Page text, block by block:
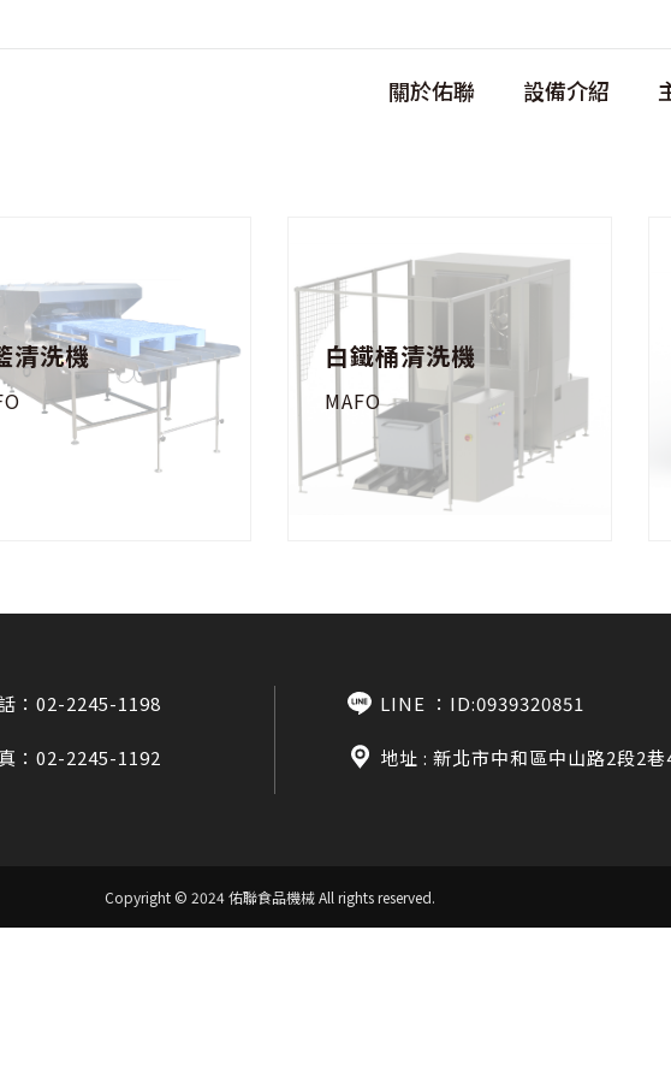
關於佑聯 設備介紹
清洗機 白鐵桶清洗機
MAFO
： 02-2245-1198
：02-2245-1192
LINE ： ID:0939320851
地址 : 新北市中和區中山路2段2
Copyright © 2024 佑聯食品機械All rights reserved.